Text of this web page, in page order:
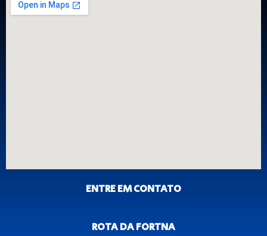
ENTRE EM CONTATO
ROTA DA FORTNA